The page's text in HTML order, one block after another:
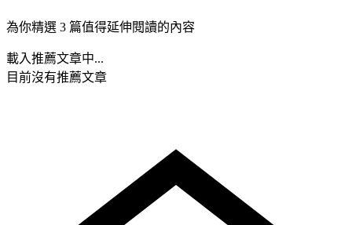
為你精選 3 篇值得延伸閱讀的內容
載入推薦文章中...
目前沒有推薦文章